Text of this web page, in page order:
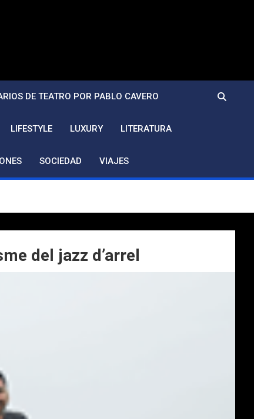
DE TEATRO POR PABLO CAVERO
LIFESTYLE LUXURY LITERATURA
SOCIEDAD VIAJES
del jazz d’arrel